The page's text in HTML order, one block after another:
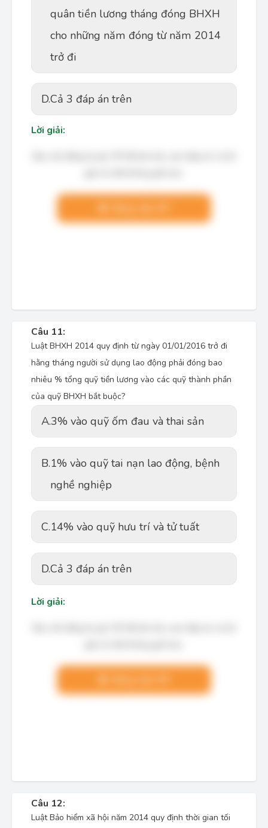
quân tiền lương tháng đóng BHXH
cho những năm đóng từ năm 2014
trở đi
D.Cả 3 đáp án trên
Lời giải:
Câu 11:
Luật BHXH 2014 quy định từ ngày 01/01/2016 trở đi
hằng tháng người sử dụng lao động phải đóng bao
nhiêu % tổng quỹ tiền lương vào các quỹ thành phần
của quỹ BHXH bắt buộc?
A.3% vào quỹ ốm đau và thai sản
B.1% vào quỹ tai nạn lao động, bệnh
nghề nghiệp
C.14% vào quỹ hưu trí và tử tuất
D.Cả 3 đáp án trên
Lời giải:
Câu 12:
Luật Bảo hiểm xã hội năm 2014 quy định thời gian tối